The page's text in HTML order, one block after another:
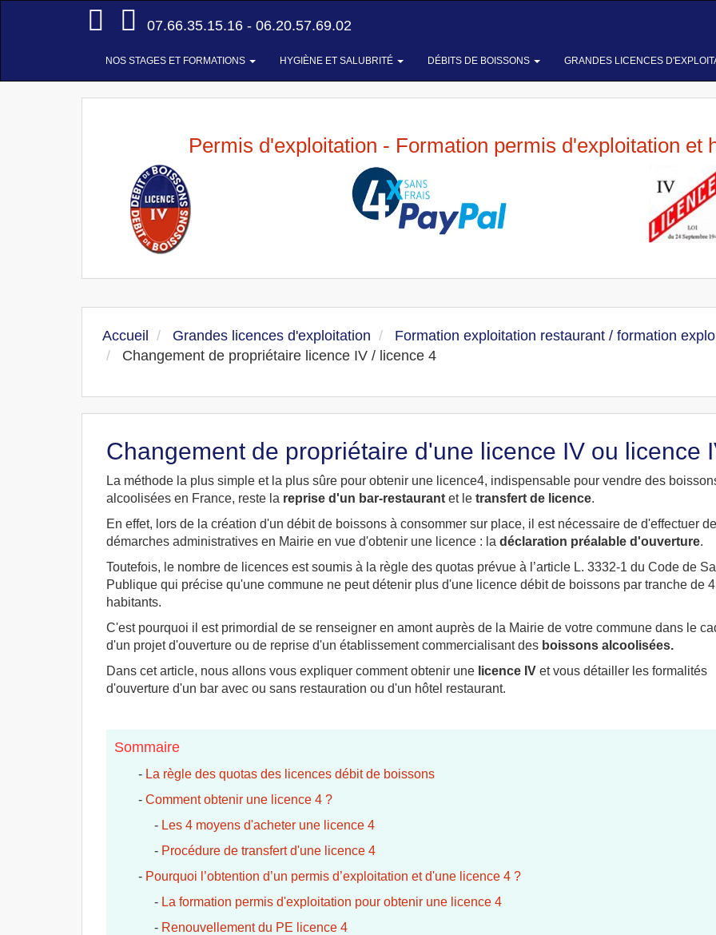
Accueil
07.66.35.15.16 - 06.20.57.69.02
NOS STAGES ET FORMATIONS HYGIÈNE ET SALUBRITÉ DÉBITS DE BOISSONS GRANDES LICENCES
Permis d'exploitation - Formation permis d'exploitation et
Accueil Grandes licences d'exploitation
Formation exploitation restaurant / formation
Changement de propriétaire licence IV / licence 4
Changement de propriétaire d'une licence IV ou licence
La méthode la plus simple et la plus sûre pour obtenir une licence4, indispensable pour vendre des
alcoolisées en France, reste la reprise d'un bar-restaurant et le transfert de licence.
En effet, lors de la création d'un débit de boissons à consommer sur place, il est nécessaire de d'effectuer
démarches administratives en Mairie en vue d'obtenir une licence : la déclaration préalable d'ouverture.
Toutefois, le nombre de licences est soumis à la règle des quotas prévue à l’article L. 3332-1 du Code de
Publique qui précise qu'une commune ne peut détenir plus d'une licence débit de boissons par tranche de
habitants.
C'est pourquoi il est primordial de se renseigner en amont auprès de la Mairie de votre commune dans le
d'un projet d'ouverture ou de reprise d'un établissement commercialisant des boissons alcoolisées.
Dans cet article, nous allons vous expliquer comment obtenir une licence IV et vous détailler les formalités
d'ouverture d'un bar avec ou sans restauration ou d'un hôtel restaurant.
Sommaire
- La règle des quotas des licences débit de boissons
- Comment obtenir une licence 4 ?
- Les 4 moyens d'acheter une licence 4
- Procédure de transfert d'une licence 4
- Pourquoi l’obtention d’un permis d’exploitation et d'une licence 4 ?
- La formation permis d'exploitation pour obtenir une licence 4
- Renouvellement du PE licence 4